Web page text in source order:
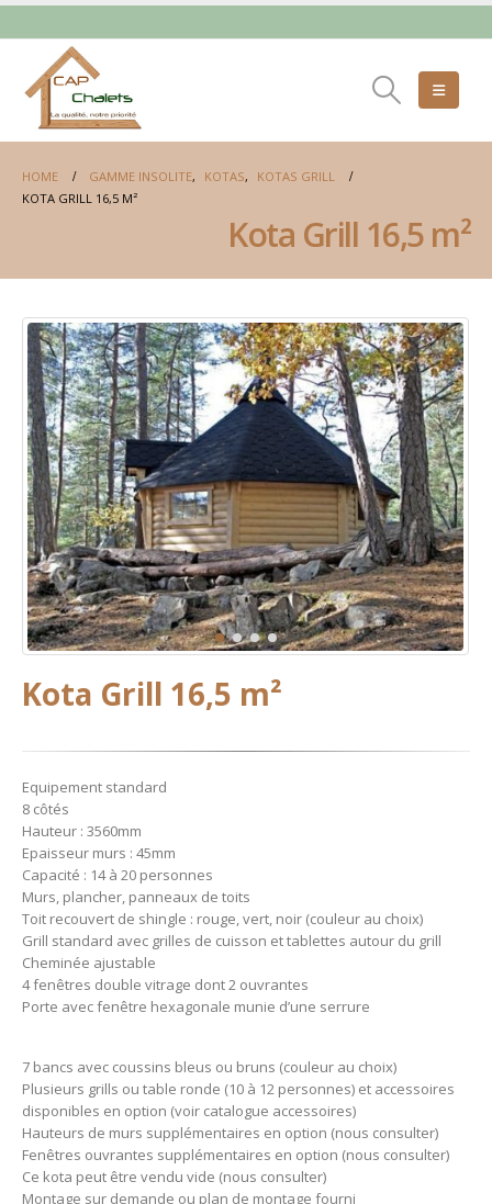
HOME GAMME INSOLITE, KOTAS,
KOTAS GRILL
KOTA GRILL 16,5 M²
Kota Grill 16,5 m²
Kota Grill 16,5 m²
Equipement standard
8 côtés
Hauteur : 3560mm
Epaisseur murs : 45mm
Capacité : 14 à 20 personnes
Murs, plancher, panneaux de toits
Toit recouvert de shingle : rouge, vert, noir (couleur au choix)
Grill standard avec grilles de cuisson et tablettes autour du grill
Cheminée ajustable
4 fenêtres double vitrage dont 2 ouvrantes
Porte avec fenêtre hexagonale munie d’une serrure
7 bancs avec coussins bleus ou bruns (couleur au choix)
Plusieurs grills ou table ronde (10 à 12 personnes) et accessoires
disponibles en option (voir catalogue accessoires)
Hauteurs de murs supplémentaires en option (nous consulter)
Fenêtres ouvrantes supplémentaires en option (nous consulter)
Ce kota peut être vendu vide (nous consulter)
Montage sur demande ou plan de montage fourni